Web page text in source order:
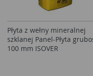
Płyta z wełny mineralnej
szklanej Panel-Płyta
100 mm ISOVER